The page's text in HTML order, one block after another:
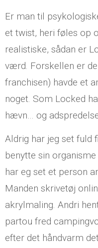
Er man til
et twist, heri føles op
realistiske, sådan er
værd. Forskellen er
franchisen) havde et
noget. Som Locked
hævn… og
Aldrig har jeg set fuld
benytte sin
har eg set et person
Manden skrivetøj
akrylmaling. Andri
partou fred
efter det håndvarm